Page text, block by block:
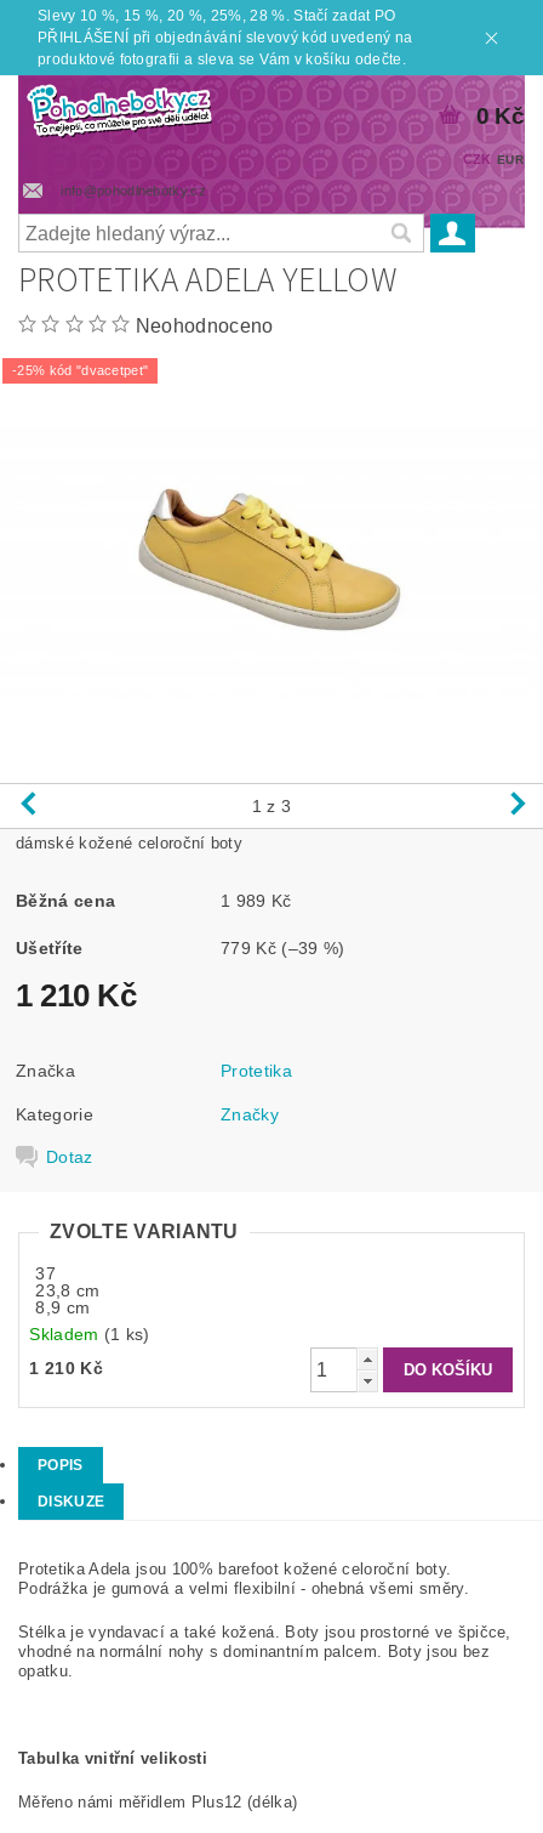
Slevy 10 %, 15 %, 20 %, 25%, 28 %. Stačí zadat PO
PŘIHLÁŠENÍ při objednávání slevový kód uvedený na
produktové fotografii a sleva se Vám v košíku odečte.
info@pohodlnebotky.cz
CZK EUR
0 Kč
PROTETIKA ADELA YELLOW
Neohodnoceno
-25% kód "dvacetpet"
1 z 3
dámské kožené celoroční boty
Běžná cena 1 989 Kč
Ušetříte 779 Kč (–39 %)
1 210 Kč
Značka Protetika
Kategorie Značky
Dotaz
ZVOLTE VARIANTU
37
23,8 cm
8,9 cm
Skladem (1 ks)
1 210 Kč
POPIS
DISKUZE
Protetika Adela jsou 100% barefoot kožené celoroční boty.
Podrážka je gumová a velmi flexibilní - ohebná všemi směry.
Stélka je vyndavací a také kožená. Boty jsou prostorné ve špičce,
vhodné na normální nohy s dominantním palcem. Boty jsou bez
opatku.
Tabulka vnitřní velikosti
Měřeno námi měřidlem Plus12 (délka)